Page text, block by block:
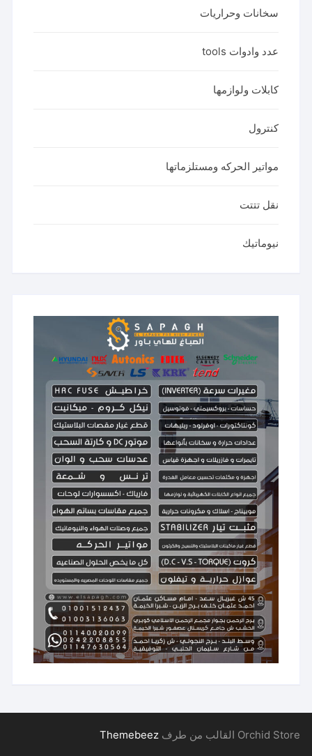
سخانات وحراريات
عدد وادوات tools
كابلات ولوازمها
كنترول
مواتير الحركه ومستلزماتها
نقل تتتت
نيوماتيك
Orchid Store القالب من طرف Themebeez